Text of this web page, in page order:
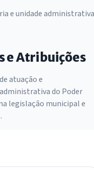
e unidade administrativa
e Atribuições
atuação e
do Poder
legislação municipal e